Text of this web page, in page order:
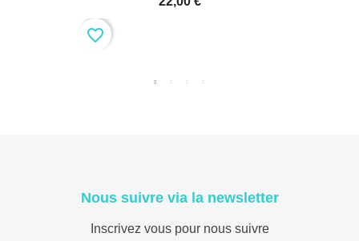
favorite_border
Nous suivre via la newsletter
Inscrivez vous pour nous suivre